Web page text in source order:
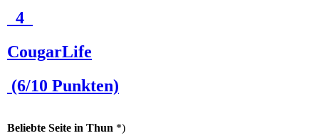
4
CougarLife
(6/10 Punkten)
Beliebte Seite in Thun *)